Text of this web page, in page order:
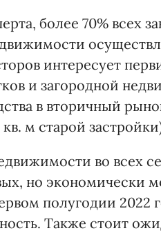
более 70% всех
интересует
и загородной
в вторичный
м старой
во всех
но экономически
полугодии
Также стоит